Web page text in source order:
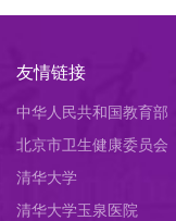
友情链接
中华人民共和国教育部
北京市卫生健康委员会
清华大学
清华大学玉泉医院